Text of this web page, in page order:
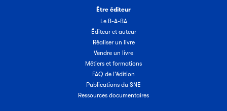
Être éditeur
Le B-A-BA
Éditeur et auteur
Réaliser un livre
Vendre un livre
Métiers et formations
FAQ de l'édition
Publications du SNE
Ressources documentaires